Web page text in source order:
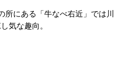
にある「牛なべ右近」では川
気な趣向。